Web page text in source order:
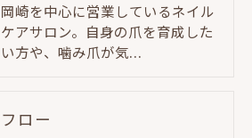
岡崎を中心に営業しているネイル
ケアサロン。自身の爪を育成した
い方や、噛み爪が気…
フロー